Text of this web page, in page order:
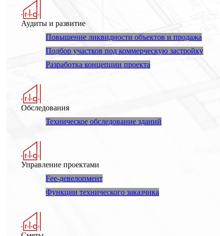
Аудиты и развитие
Повышение ликвидности объектов и продажа
Подбор участков под коммерческую застройку
Разработка концепции проекта
Обследования
Техническое обследование зданий
Управление проектами
Fee-девелопмент
Функции технического заказчика